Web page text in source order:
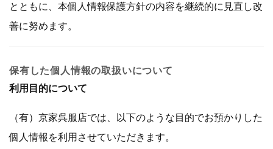
とともに、本個人情報保護方針の内容を継続的に見直し改
善に努めます。
保有した個人情報の取扱いについて
利用目的について
（有）京家呉服店では、以下のような目的でお預かりした
個人情報を利用させていただきます。